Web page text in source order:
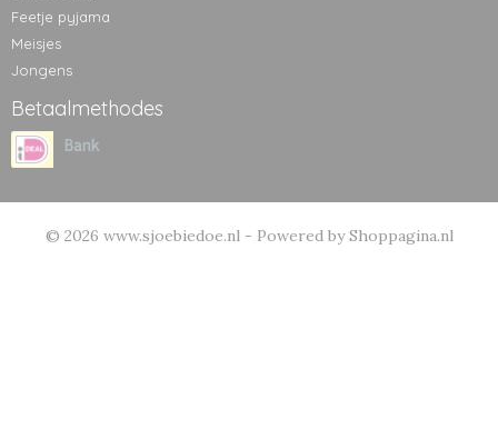
Feetje pyjama
Meisjes
Jongens
Betaalmethodes
© 2026 www.sjoebiedoe.nl - Powered by Shoppagina.nl